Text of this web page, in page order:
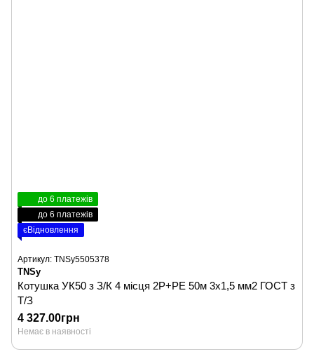
до 6 платежів
до 6 платежів
єВідновлення
Артикул: TNSy5505378
TNSy
Котушка УК50 з З/К 4 місця 2Р+PЕ 50м 3х1,5 мм2 ГОСТ з
Т/З
4 327.00грн
Немає в наявності